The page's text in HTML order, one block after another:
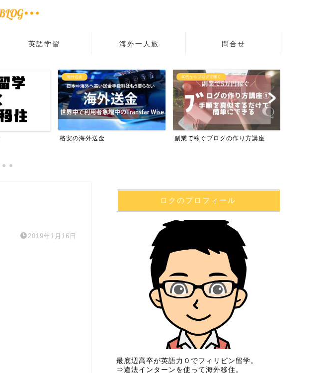
英語学習 海外一人旅 問合せ
海外送金
格安の海外送金
40代からブログで稼ぐ
副業で稼ぐブログの作り方講座
2019年1月16日
ロクのプロフィール
最底辺高卒が英語力０でフィリピン留学。
⇒違法インターンを使って海外移住。